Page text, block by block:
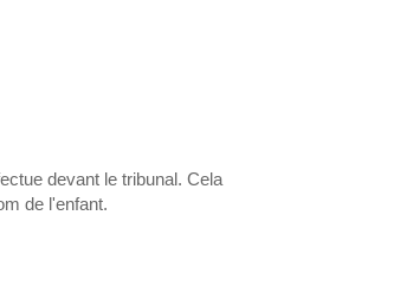
devant le tribunal. Cela
de l'enfant.